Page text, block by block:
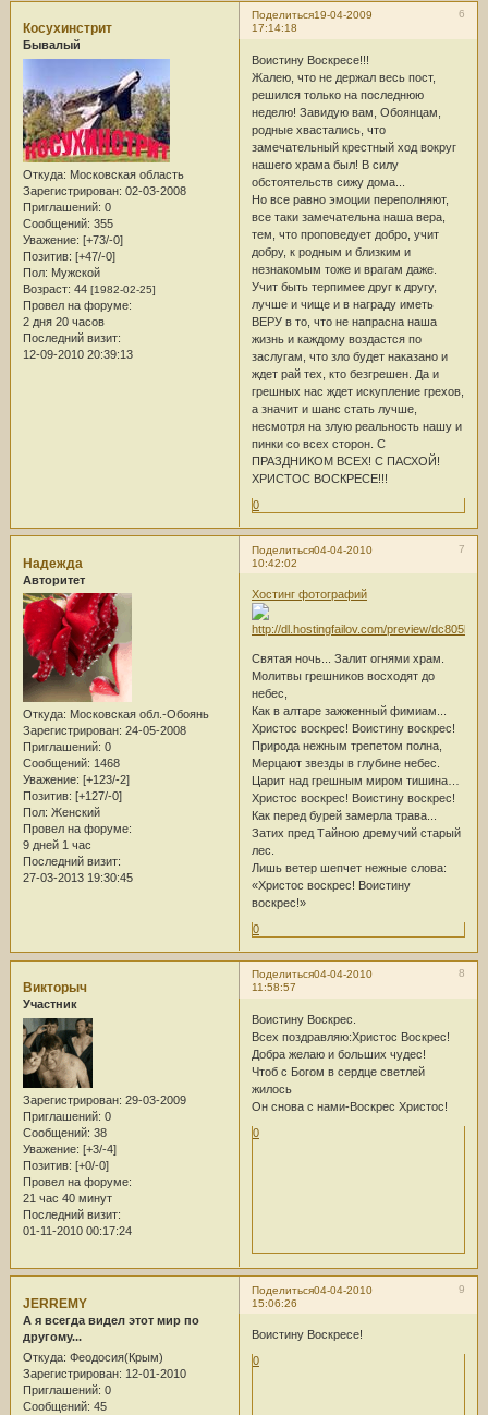
Поделиться 6
19-04-2009
17:14:18
Косухинстрит
Бывалый
Откуда: Московская область
Зарегистрирован: 02-03-2008
Приглашений: 0
Сообщений: 355
Уважение: [+73/-0]
Позитив: [+47/-0]
Пол: Мужской
Возраст: 44 [1982-02-25]
Провел на форуме:
2 дня 20 часов
Последний визит:
12-09-2010 20:39:13
Воистину Воскресе!!!
Жалею, что не держал весь пост,
решился только на последнюю
неделю! Завидую вам, Обоянцам,
родные хвастались, что
замечательный крестный ход вокруг
нашего храма был! В силу
обстоятельств сижу дома...
Но все равно эмоции переполняют,
все таки замечательна наша вера,
тем, что проповедует добро, учит
добру, к родным и близким и
незнакомым тоже и врагам даже.
Учит быть терпимее друг к другу,
лучше и чище и в награду иметь
ВЕРУ в то, что не напрасна наша
жизнь и каждому воздастся по
заслугам, что зло будет наказано и
ждет рай тех, кто безгрешен. Да и
грешных нас ждет искупление грехов,
а значит и шанс стать лучше,
несмотря на злую реальность нашу и
пинки со всех сторон. С
ПРАЗДНИКОМ ВСЕХ! С ПАСХОЙ!
ХРИСТОС ВОСКРЕСЕ!!!
0
Поделиться 7
04-04-2010
10:42:02
Надежда
Авторитет
Откуда: Московская обл.-Обоянь
Зарегистрирован: 24-05-2008
Приглашений: 0
Сообщений: 1468
Уважение: [+123/-2]
Позитив: [+127/-0]
Пол: Женский
Провел на форуме:
9 дней 1 час
Последний визит:
27-03-2013 19:30:45
Хостинг фотографий
Святая ночь... Залит огнями храм.
Молитвы грешников восходят до
небес,
Как в алтаре зажженный фимиам...
Христос воскрес! Воистину воскрес!
Природа нежным трепетом полна,
Мерцают звезды в глубине небес.
Царит над грешным миром тишина…
Христос воскрес! Воистину воскрес!
Как перед бурей замерла трава...
Затих пред Тайною дремучий старый
лес.
Лишь ветер шепчет нежные слова:
«Христос воскрес! Воистину
воскрес!»
0
Поделиться 8
04-04-2010
11:58:57
Викторыч
Участник
Зарегистрирован: 29-03-2009
Приглашений: 0
Сообщений: 38
Уважение: [+3/-4]
Позитив: [+0/-0]
Провел на форуме:
21 час 40 минут
Последний визит:
01-11-2010 00:17:24
Воистину Воскрес.
Всех поздравляю:Христос Воскрес!
Добра желаю и больших чудес!
Чтоб с Богом в сердце светлей
жилось
Он снова с нами-Воскрес Христос!
0
Поделиться 9
04-04-2010
15:06:26
JERREMY
А я всегда видел этот мир по
другому...
Откуда: Феодосия(Крым)
Зарегистрирован: 12-01-2010
Приглашений: 0
Сообщений: 45
Воистину Воскресе!
0